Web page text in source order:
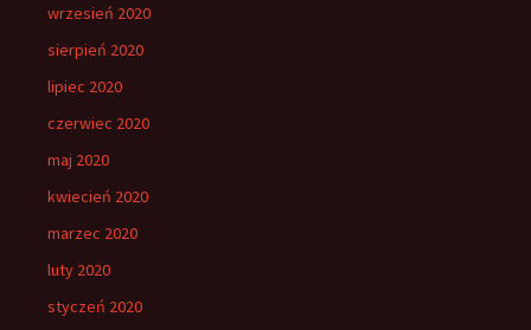
wrzesień 2020
sierpień 2020
lipiec 2020
czerwiec 2020
maj 2020
kwiecień 2020
marzec 2020
luty 2020
styczeń 2020